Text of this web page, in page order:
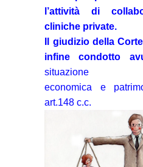
l’attività di
cliniche private.
Il giudizio della
infine condotto
situazione
economica e
art.148 c.c.